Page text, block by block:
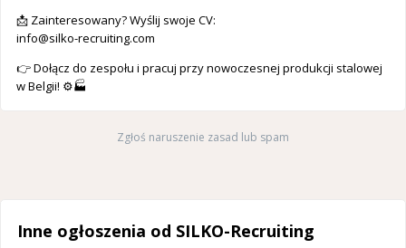
📩 Zainteresowany? Wyślij swoje CV:
info@silko-recruiting.com
👉 Dołącz do zespołu i pracuj przy nowoczesnej produkcji stalowej
w Belgii! ⚙️🏭
Zgłoś naruszenie zasad lub spam
Inne ogłoszenia od SILKO-Recruiting